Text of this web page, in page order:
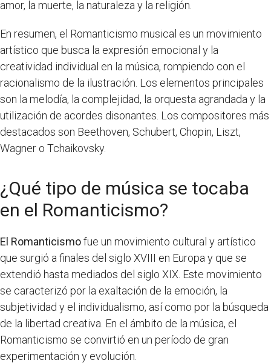
amor, la muerte, la naturaleza y la religión.
En resumen, el Romanticismo musical es un movimiento
artístico que busca la expresión emocional y la
creatividad individual en la música, rompiendo con el
racionalismo de la ilustración. Los elementos principales
son la melodía, la complejidad, la orquesta agrandada y la
utilización de acordes disonantes. Los compositores más
destacados son Beethoven, Schubert, Chopin, Liszt,
Wagner o Tchaikovsky.
¿Qué tipo de música se tocaba
en el Romanticismo?
El Romanticismofue un movimiento cultural y artístico
que surgió a finales del siglo XVIII en Europa y que se
extendió hasta mediados del siglo XIX. Este movimiento
se caracterizó por la exaltación de la emoción, la
subjetividad y el individualismo, así como por la búsqueda
de la libertad creativa. En el ámbito de la música, el
Romanticismo se convirtió en un período de gran
experimentación y evolución.